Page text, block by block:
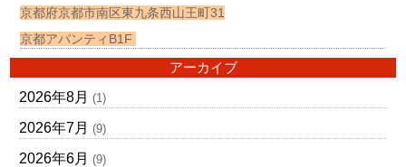
京都府京都市南区東九条西山王町31
京都アバンティB1F
アーカイブ
2026年8月 (1)
2026年7月 (9)
2026年6月 (9)